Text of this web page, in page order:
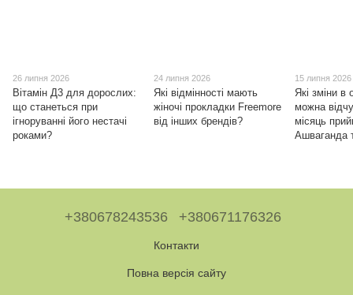
26 липня 2026
Вітамін Д3 для дорослих:
що станеться при
ігноруванні його нестачі
роками?
24 липня 2026
Які відмінності мають
жіночі прокладки Freemore
від інших брендів?
15 липня 2026
Які зміни в
можна
місяць
Ашваганда
+380678243536 +380671176326
Контакти
Повна версія сайту